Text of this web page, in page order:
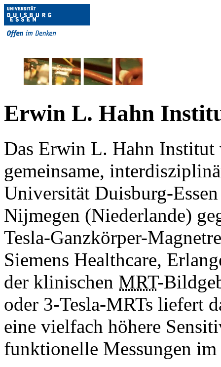
Erwin L. Hahn
Das Erwin L. Hahn
gemeinsame,
Universität Duisburg-Essen
Nijmegen (Niederlande)
Tesla-Ganzkörper-
Siemens Healthcare,
der klinischen MRT-
oder 3-Tesla-MRTs liefert
eine vielfach höhere
funktionelle Messungen